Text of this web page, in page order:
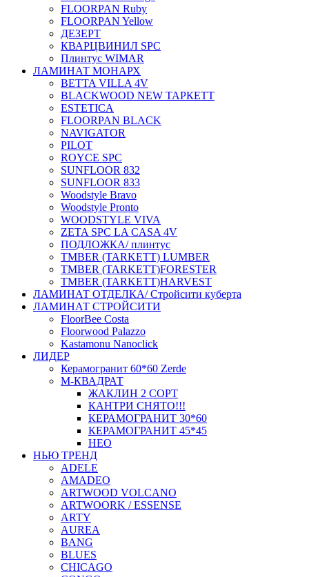
FLOORPAN Ruby
FLOORPAN Yellow
ДЕЗЕРТ
КВАРЦВИНИЛ SPC
Плинтус WIMAR
ЛАМИНАТ МОНАРХ
BETTA VILLA 4V
BLACKWOOD NEW ТАРКЕТТ
ESTETICA
FLOORPAN BLACK
NAVIGATOR
PILOT
ROYCE SPC
SUNFLOOR 832
SUNFLOOR 833
Woodstyle Bravo
Woodstyle Pronto
WOODSTYLE VIVA
ZETA SPC LA CASA 4V
ПОДЛОЖКА/ плинтус
ТMBER (TARKETT) LUMBER
ТMBER (TARKETT)FORESTER
ТMBER (TARKETT)HARVEST
ЛАМИНАТ ОТДЕЛКА/ Стройсити куберта
ЛАМИНАТ СТРОЙСИТИ
FloorBee Costa
Floorwood Palazzo
Kastamonu Nanoclick
ЛИДЕР
Керамогранит 60*60 Zerde
М-КВАДРАТ
ЖАКЛИН 2 СОРТ
КАНТРИ СНЯТО!!!
КЕРАМОГРАНИТ 30*60
КЕРАМОГРАНИТ 45*45
НЕО
НЬЮ ТРЕНД
ADELE
AMADEO
ARTWOOD VOLCANO
ARTWOORK / ESSENSE
ARTY
AUREA
BANG
BLUES
CHICAGO